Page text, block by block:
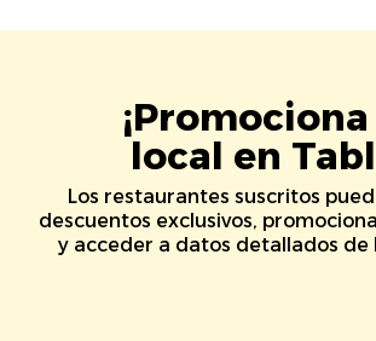
local en
Los restaurantes suscritos
descuentos exclusivos,
y acceder a datos detallados de